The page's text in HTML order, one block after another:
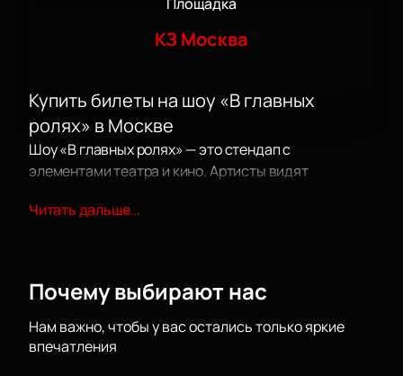
КЗ Москва
Купить билеты на шоу «В главных
ролях» в Москве
Шоу «В главных ролях» — это стендап с
элементами театра и кино. Артисты видят
выступление без репетиций. Такой формат создает
выберите места на схеме зала.
Дата и место проведения
Мероприятие пройдет в концертном зале Москва
Читать дальше...
Почему выбирают нас
Нам важно, чтобы у вас остались только яркие
впечатления